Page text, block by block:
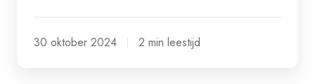
30 oktober 2024 2 min leestijd